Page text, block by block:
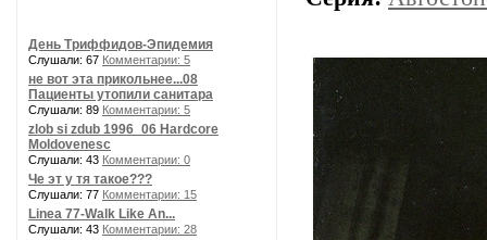
День Триффидов-Эпидемия
Слушали: 67 Комментарии: 5
не вот эта прикольнее...08
Пациенты утопили санитара
Слушали: 89 Комментарии: 5
zlob si zdub 1996_06 Hardcore
Moldovenesc
Слушали: 43 Комментарии: 0
Че эт у тя такое???
Слушали: 77 Комментарии: 15
Linea 77-Walk Like An...
Слушали: 43 Комментарии: 28